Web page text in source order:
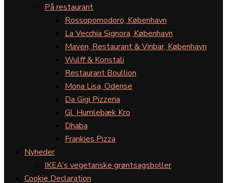
På restaurant
Rossopomodoro, København
La Vecchia Signora, København
Maven, Restaurant & Vinbar, København
Wulff & Konstali
Restaurant Boullion
Mona Lisa, Odense
Da Gigi Pizzeria
Gl. Humlebæk Kro
Dhaba
Frankies Pizza
Nyheder
IKEA’s vegetariske grøntsagsboller
Cookie Declaration